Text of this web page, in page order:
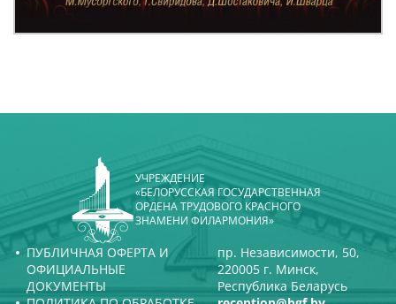
УЧРЕЖДЕНИЕ
«БЕЛОРУССКАЯ ГОСУДАРСТВЕННАЯ
ОРДЕНА ТРУДОВОГО КРАСНОГО
ЗНАМЕНИ ФИЛАРМОНИЯ»
ПУБЛИЧНАЯ ОФЕРТА И
ОФИЦИАЛЬНЫЕ
ДОКУМЕНТЫ
пр. Независимости, 50,
220005 г. Минск,
Республика Беларусь